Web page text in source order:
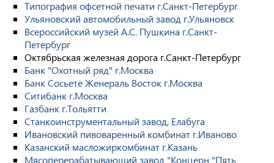
Типография офсетной печати г.Санкт-Петербург
Ульяновский автомобильный завод г.Ульяновск
Всероссийский музей А.С. Пушкина г.Санкт-
Петербург
Октябрьская железная дорога г.Санкт-Петербург
Банк "Охотный ряд" г.Москва
Банк Сосьете Женераль Восток г.Москва
Ситибанк г.Москва
Газбанк г.Тольятти
Станкоинструментальный завод, Елабуга
Ивановский пивоваренный комбинат г.Иваново
Казанский масложиркомбинат г.Казань
Мясоперерабатывающий завод "Концерн "Пять